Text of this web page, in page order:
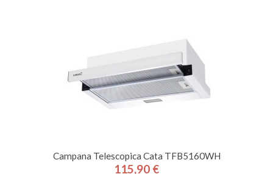
Campana Telescopica Cata TFB5160WH
115,90 €